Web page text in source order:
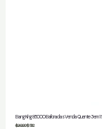
Bang King 85000 Baforadas Venda Quente 3 em
$20.00$5.82